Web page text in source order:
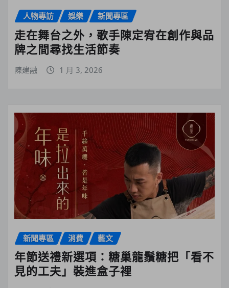
人物專訪 娛樂 新聞專區
走在舞台之外，歌手陳定宥在創作與品
牌之間尋找生活節奏
陳建融 1 月 3, 2026
新聞專區 消費 藝文
年節送禮新選項：糖巢龍鬚糖把「看不
見的工夫」裝進盒子裡